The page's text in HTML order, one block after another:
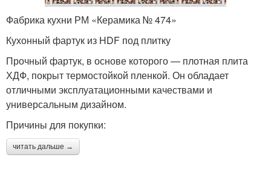
Фабрика кухни РМ «Керамика № 474»
Кухонный фартук из HDF под плитку
Прочный фартук, в основе которого — плотная плита
ХДФ, покрыт термостойкой пленкой. Он обладает
отличными эксплуатационными качествами и
универсальным дизайном.
Причины для покупки:
читать дальше →